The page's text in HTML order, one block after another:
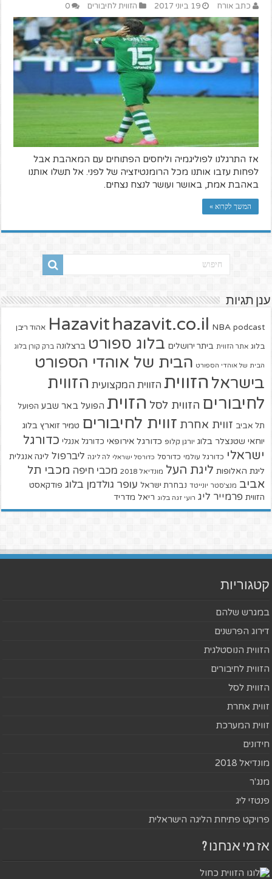
כתב אורח 19 ביוני 2017 הזווית לחיבורים 0
אז התרגלנו לפוליגמיה וליחסים הפתוחים עם המאהבת אבל
לפחות עזבו אותנו מכל הרומנטיזציה של לפני. אל תשלו אותנו
באהבת אמת, באושר ועושר לנצח נצחים.
המשך לקרוא »
ענן תגיות
Hazavit hazavit.co.il NBA podcast אהוד ריבן
בלוג אתר הזווית ביתר ירושלים בלוג ספורט ברצלונה ברק קורן בלוג
הבית של אוהדי הספורט הבית של אוהדי הספורט
בישראל הזווית הזווית המקצועית הזווית
לחיבורים הזווית לסל הזוית הפועל באר שבע הפועל
תל אביב זווית אחרת זווית לחיבורים טמיר זוארץ בלוג
יוחאי שטנצלר בלוג יורגן קלופ כדורגל אירופאי כדורגל אנגלי כדורגל
ישראלי כדורגל עולמי כדורסל כדורסל ישראלי לה ליגה ליברפול ליגה אנגלית
ליגת האלופות ליגת העל מונדיאל 2018 מכבי חיפה מכבי תל
אביב מנצ'סטר יונייטד נבחרת ישראל עופר גולדמן בלוג פודקאסט
הזווית פרמייר ליג רועי זגה בלוג ריאל מדריד
קטגוריות
במגרש שלהם
דירוג הפרשנים
הזווית הנוסטלגית
הזווית לחיבורים
הזווית לסל
זווית אחרת
זווית המערכת
חידונים
מונדיאל 2018
מנג'ר
פנטזי ליג
פרויקט פתיחת הליגה הישראלית
אז מי אנחנו ?